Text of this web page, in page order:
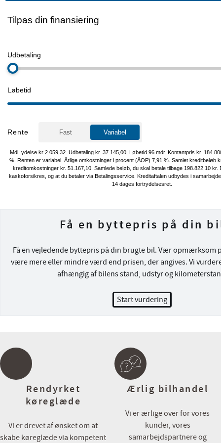
Parkeringssensorer for og bag, så Parkering bliver en leg med
Assistentsystemer: Lane Assist, Træthedsassistent,
Nødbremsesystem, Digital instrumentering, som er brugervenligt
Apple Carplay & Android Auto, Originale VW Alufælge,
Tonede ruder, Tågelygter, Armlæn, Bagagerumsdækken,
og dellæder kabine, ABS, Airbag, Antispin, Dæktrykssensor, ESP,
Selealarm, Selestrammer, Startspærre, Ikke ryger!, Service OK!
Hos Cars.dk kan du som kunde forvente kyndig rådgivning i
Vi har et af Danmarks største udvalg af brugte elbiler til nogle af
markeds bedste vilkår.
⭐️ Mulighed for levering i hele DK ⭐️
Salgsafdelingens åbningstider:
Mandag – Fredag kl. 09.00-17.30
🔄 Vi byder på alle biler – Uanset alder, kilometer og mærke
☕ Vi har altid kaffe på kanden og tid til en uforpligtende snak
Kontakt eller besøg os her:
📞 86 150 150
📧 9800@cars.dk
📍 Farøvej 3A, 9800 Hjørring
Få en byttepris på din
Få en vejledende byttepris på din brugte bil. Vær opmærksom
være mere eller mindre værd end prisen, der angives. Vi
afhængig af bilens stand, udstyr og
Start vurdering
Rendyrket
køreglæde
Vi er drevet af ønsket om at
skabe køreglæde via kompetent
Ærlig bilhandel
Vi er ærlige over for vores
kunder, vores
samarbejdspartnere og